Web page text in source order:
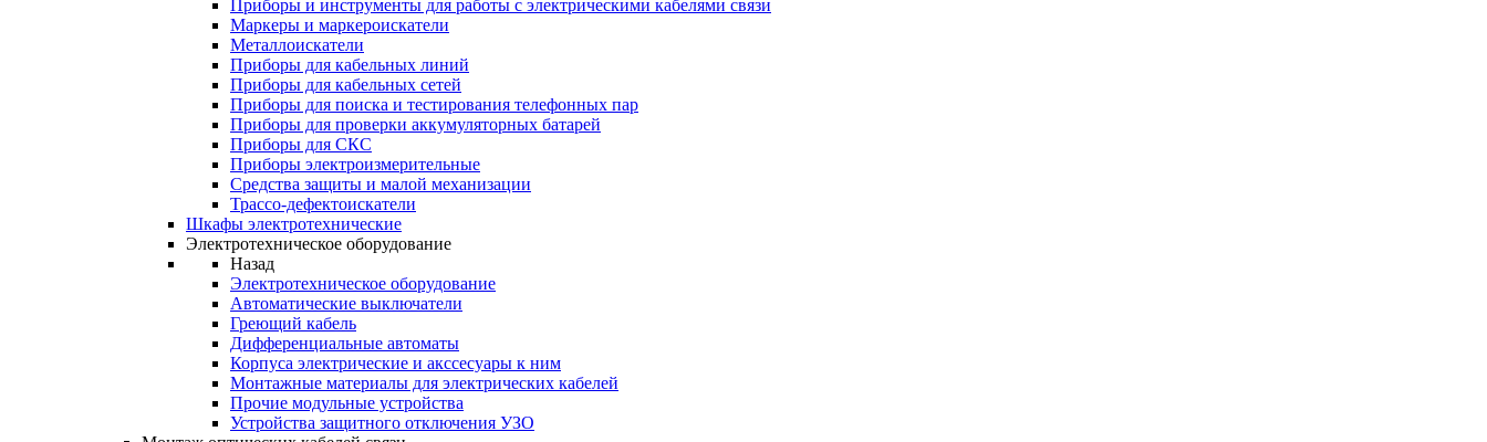
Приборы и инструменты для работы с электрическими кабелями связи
Маркеры и маркероискатели
Металлоискатели
Приборы для кабельных линий
Приборы для кабельных сетей
Приборы для поиска и тестирования телефонных пар
Приборы для проверки аккумуляторных батарей
Приборы для СКС
Приборы электроизмерительные
Средства защиты и малой механизации
Трассо-дефектоискатели
Шкафы электротехнические
Электротехническое оборудование
Назад
Электротехническое оборудование
Автоматические выключатели
Греющий кабель
Дифференциальные автоматы
Корпуса электрические и акссесуары к ним
Монтажные материалы для электрических кабелей
Прочие модульные устройства
Устройства защитного отключения УЗО